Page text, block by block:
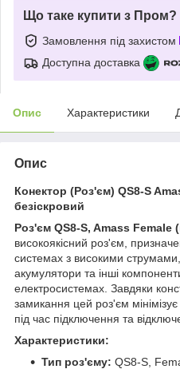
Що таке купити з Пром?
Замовлення під захистом
Доступна доставка
Опис Характеристики
Опис
Конектор (Роз'єм) QS8-S
безіскровий
Роз'єм QS8-S, Amass Female
високоякісний роз'єм,
системах з високими струмами,
акумулятори та інші
електросистемах. Завдяки
замикання цей роз'єм
під час підключення та
Характеристики:
Тип роз'єму: QS8-S,